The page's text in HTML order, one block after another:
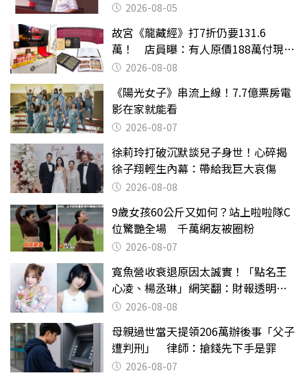
2026-08-05
故宮《龍藏經》打7折仍要131.6
萬！ 店員曝：有人原價188萬付現購
買 2026-08-08
《陽光女子》串流上線！7.7億票房電
影在家就能看
2026-08-07
徐莉玲打破沉默談兒子身世！心碎揭
徐子翔輕生內幕：帶給我巨大哀傷
2026-08-08
9歲女孩60公斤又如何？站上啦啦隊C
位驚艷全場 千萬網友被圈粉
2026-08-07
寬魚營收衰退原因太誠實！「點名王
心凌、楊丞琳」網笑翻：財報透明度
滿分2026-08-08
母親過世當天提領206萬辦後事「父子
遭判刑」 律師：搶錢先下手是罪
2026-08-07